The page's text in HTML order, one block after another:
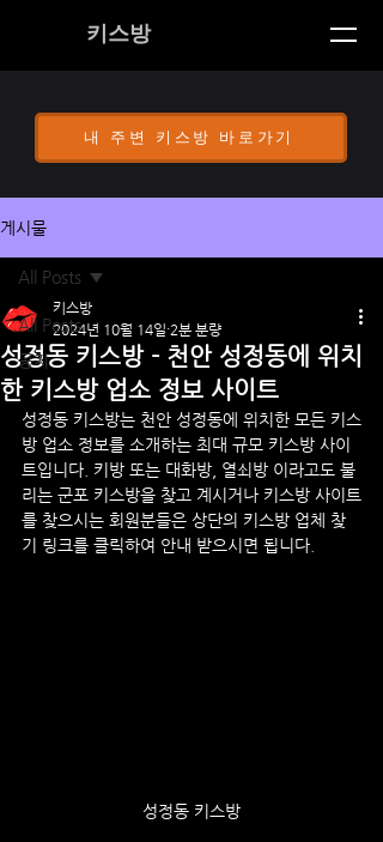
키스방
내 주변 키스방 바로가기
게시물
All Posts
공지
All Posts
성정동 키스방 - 천안 성정동에 위치
한 키스방 업소 정보 사이트
키스방
2024년 10월 14일 2분 분량
성정동 키스방는 천안 성정동에 위치한 모든 키스
방 업소 정보를 소개하는 최대 규모 키스방 사이
트입니다. 키방 또는 대화방, 열쇠방 이라고도 불
리는 군포 키스방을 찾고 계시거나 키스방 사이트
를 찾으시는 회원분들은 상단의 키스방 업체 찾
기 링크를 클릭하여 안내 받으시면 됩니다.
성정동 키스방